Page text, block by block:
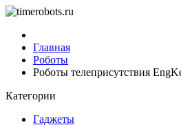
Главная
Роботы
Роботы телеприсутствия
Категории
Гаджеты